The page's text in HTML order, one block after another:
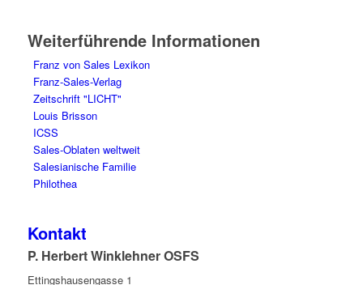
Weiterführende Informationen
Franz von Sales Lexikon
Franz-Sales-Verlag
Zeitschrift "LICHT"
Louis Brisson
ICSS
Sales-Oblaten weltweit
Salesianische Familie
Philothea
Kontakt
P. Herbert Winklehner OSFS
Ettingshausengasse 1